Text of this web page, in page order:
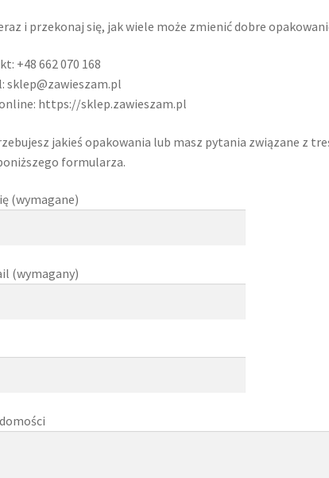
i przekonaj się, jak wiele może zmienić dobre
+48 662 070 168
sklep@zawieszam.pl
https://sklep.zawieszam.pl
jakieś opakowania lub masz pytania związane z
formularza.
(wymagane)
(wymagany)